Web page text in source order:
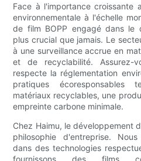
Face à l'importance croissante
environnementale à l'échelle
de film BOPP engagé dans le
plus crucial que jamais. Le
à une surveillance accrue en
et de recyclabilité. Assurez-
respecte la réglementation
pratiques
matériaux recyclables, une
empreinte carbone minimale.
Chez Haimu, le développement
philosophie d'entreprise.
dans des technologies
fournissons des films